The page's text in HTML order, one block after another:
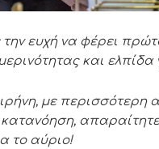
ευχή να φέρει
και ελπίδα
με περισσότερη
το αύριο!